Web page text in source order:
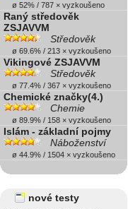
ø 52% / 787 × vyzkoušeno
Raný středověk
ZSJAVVM
Středověk
ø 69.6% / 213 × vyzkoušeno
Vikingové ZSJAVVM
Středověk
ø 77.4% / 367 × vyzkoušeno
Chemické značky(4.)
Chemie
ø 89.9% / 158 × vyzkoušeno
Islám - základní pojmy
Náboženství
ø 44.9% / 1504 × vyzkoušeno
nové testy